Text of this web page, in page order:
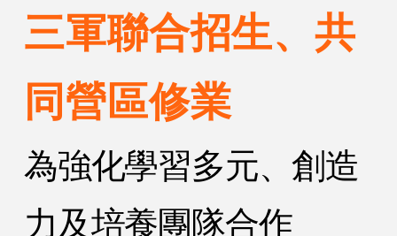
三軍聯合招生、共
同營區修業
為強化學習多元、創造
力及培養團隊合作